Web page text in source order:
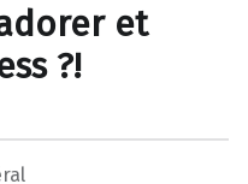
et
?!